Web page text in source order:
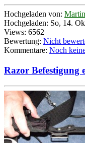
Hochgeladen von: Martin
Hochgeladen: So, 14.
Views: 6562
Bewertung: Nicht
Kommentare: Noch
Razor Befestigung